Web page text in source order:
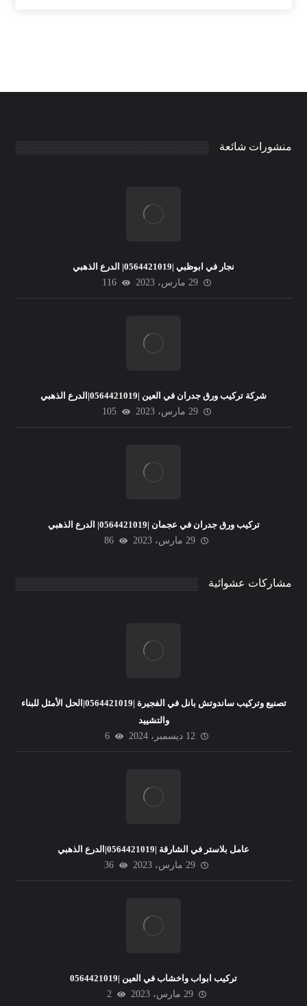
منشورات شائعة
نجار في ابوظبي |0564421019| الدرع الذهبي
29 مارس، 2023
116
شركة تركيب ورق جدران في العين |0564421019|الدرع الذهبي
29 مارس، 2023
105
تركيب ورق جدران في عجمان |0564421019| الدرع الذهبي
29 مارس، 2023
86
مشاركات عشوائية
تصنيع وتركيب ساندوتش بانل في الفجيرة |0564421019|الحل الأمثل للبناء
والتشييد
12 ديسمبر، 2024
6
عامل بلاستر في الشارقة |0564421019|الدرع الذهبي
29 مارس، 2023
36
تركيب ابواب واخشاب في العين |0564421019
29 مارس، 2023
2